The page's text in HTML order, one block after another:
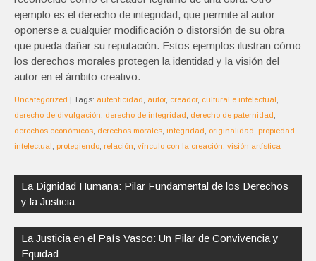
ejemplo es el derecho de integridad, que permite al autor
oponerse a cualquier modificación o distorsión de su obra
que pueda dañar su reputación. Estos ejemplos ilustran cómo
los derechos morales protegen la identidad y la visión del
autor en el ámbito creativo.
Uncategorized | Tags: autenticidad , autor, creador, cultural e intelectual ,
derecho de divulgación, derecho de integridad , derecho de paternidad ,
derechos económicos, derechos morales, integridad , originalidad , propiedad
intelectual , protegiendo, relación, vínculo con la creación, visión artística
de
entradas
La Dignidad Humana: Pilar Fundamental de los Derechos
y la Justicia
La Justicia en el País Vasco: Un Pilar de Convivencia y
Equidad